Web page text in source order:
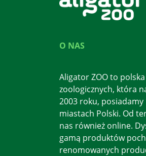
O NAS
Aligator ZOO to
zoologicznych, która
2003 roku,
miastach Polski. Od
nas również online.
gamą produktów
renomowanych